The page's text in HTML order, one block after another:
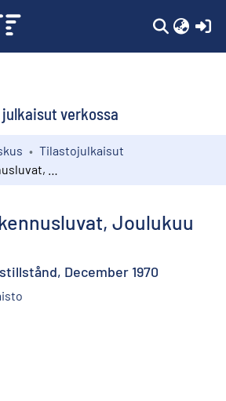
verkossa
Tilastojulkaisut
Joulukuu
December 1970